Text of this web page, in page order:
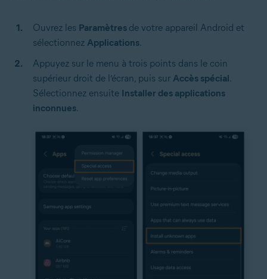
Ouvrez les Paramètres de votre appareil Android et
sélectionnez Applications.
Appuyez sur le menu à trois points dans le coin
supérieur droit de l’écran, puis sur Accès spécial.
Sélectionnez ensuite Installer des applications
inconnues.